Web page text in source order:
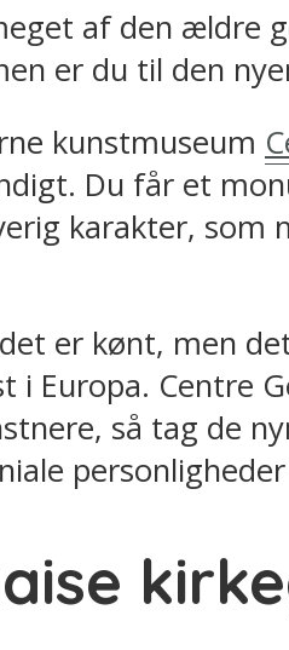
af den ældre
er du til den
kunstmuseum
Du får et
karakter, som
er kønt, men
i Europa. Centre
så tag de